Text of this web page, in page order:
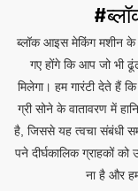
ब्लॉक आइस मेकिंग मशीन
गए होंगे कि आप जो भी
मिलेगा। हम गारंटी देते हैं
ग्री सोने के वातावरण में
है, जिससे यह त्वचा संबंधी
पने दीर्घकालिक ग्राहकों
ना है और